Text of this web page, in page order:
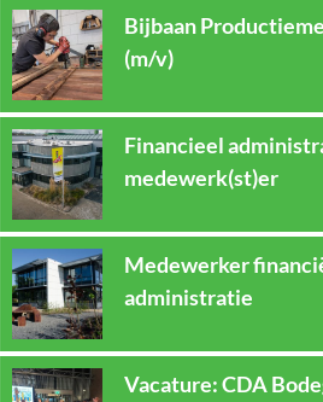
Bijbaan
(m/v)
Financieel
medewerk(st)er
Medewerker
administratie
Vacature: CDA